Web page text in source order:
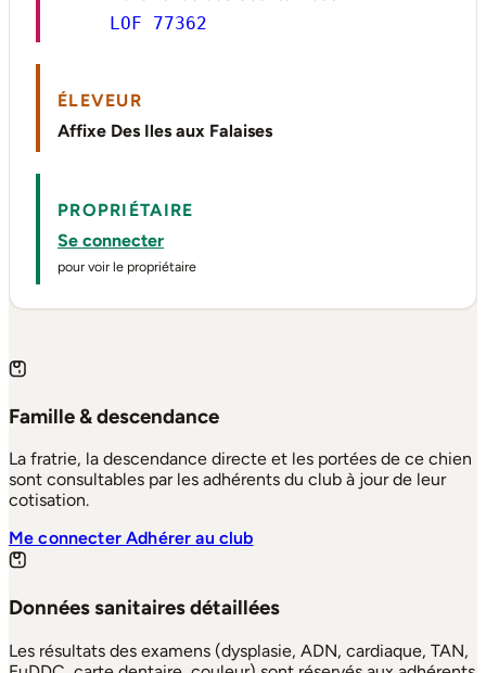
LOF 77362
ÉLEVEUR
Affixe Des Iles aux Falaises
PROPRIÉTAIRE
Se connecter
pour voir le propriétaire
Famille & descendance
La fratrie, la descendance directe et les portées de ce chien
sont consultables par les adhérents du club à jour de leur
cotisation.
Me connecterAdhérer au club
Données sanitaires détaillées
Les résultats des examens (dysplasie, ADN, cardiaque, TAN,